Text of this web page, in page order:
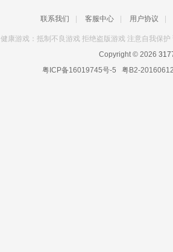
联系我们 客服中心 用户协议
健康游戏：抵制不良游戏 拒绝盗版游戏 注意自我保
Copyright © 2026
粤ICP备16019745号-5 粤B2-